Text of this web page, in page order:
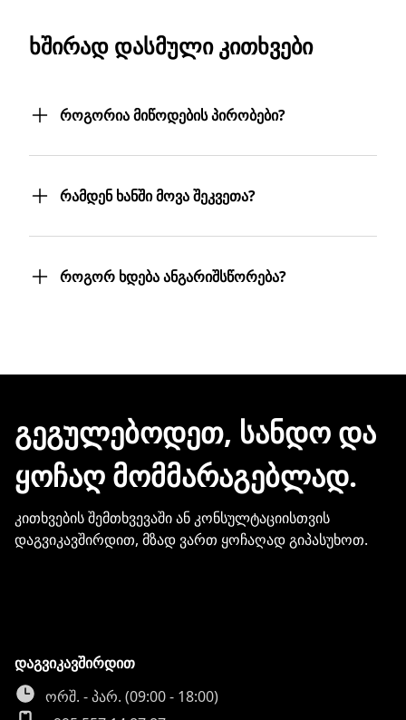
ᲮᲨᲘᲠᲐᲓ ᲓᲐᲡᲛᲣᲚᲘ ᲙᲘᲗᲮᲕᲔᲑᲘ
როგორია მიწოდების პირობები?
მითითებულ მისამართზე მოგაწვდით.
თუ თქვენი ბიზნესი რამდენიმე
ფილიალს/ლოკაციას მოიცავს,
მოგიტანთ. მიტანის სერვისი უფასოა.
რამდენ ხანში მოვა შეკვეთა?
თუმცა, ჩვენ ისეთი ყოჩაღები ვართ, 3
სამუშაო დღეც არ დაგვჭირდება.
როგორ ხდება ანგარიშსწორება?
ჩვენთან პროდუქციის შეძენისთვის არ
მონაცემების და სხვა პირადი
ინფორმაციის გაზიარება.
ᲒᲔᲒᲣᲚᲔᲑᲝᲓᲔᲗ, ᲡᲐᲜᲓᲝ ᲓᲐ
ᲧᲝᲩᲐᲦ ᲛᲝᲛᲛᲐᲠᲐᲒᲔᲑᲚᲐᲓ.
კითხვების შემთხვევაში ან კონსულტაციისთვის
დაგვიკავშირდით, მზად ვართ ყოჩაღად გიპასუხოთ.
დაგვიკავშირდით
ორშ. - პარ. (09:00 - 18:00)